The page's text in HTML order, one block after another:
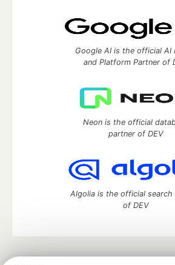
Google AI is the official AI
and Platform Partner of
Neon is the official
partner of DEV
Algolia is the official search
of DEV